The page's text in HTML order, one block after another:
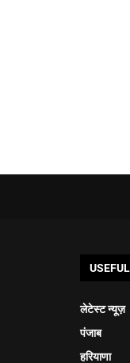
लेटेस्ट न्यूज़
पंजाब
हरियाणा